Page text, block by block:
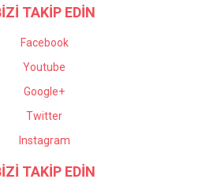
TAKİP EDİN
Facebook
Youtube
Google+
Twitter
Instagram
TAKİP EDİN